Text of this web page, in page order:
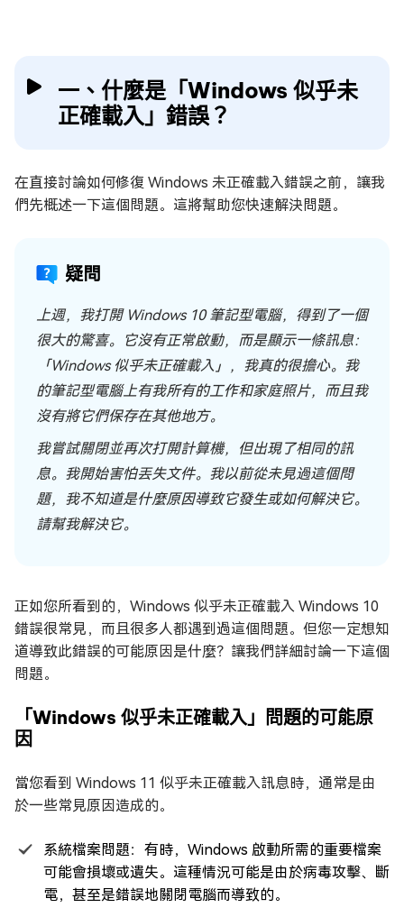
一、什麼是「Windows 似乎未
正確載入」錯誤？
在直接討論如何修復 Windows 未正確載入錯誤之前，讓我
們先概述一下這個問題。這將幫助您快速解決問題。
疑問
上週，我打開 Windows 10 筆記型電腦，得到了一個
很大的驚喜。它沒有正常啟動，而是顯示一條訊息：
「Windows 似乎未正確載入」，我真的很擔心。我
的筆記型電腦上有我所有的工作和家庭照片，而且我
沒有將它們保存在其他地方。
我嘗試關閉並再次打開計算機，但出現了相同的訊
息。我開始害怕丟失文件。我以前從未見過這個問
題，我不知道是什麼原因導致它發生或如何解決它。
請幫我解決它。
正如您所看到的，Windows 似乎未正確載入 Windows 10
錯誤很常見，而且很多人都遇到過這個問題。但您一定想知
道導致此錯誤的可能原因是什麼？讓我們詳細討論一下這個
問題。
「Windows 似乎未正確載入」問題的可能原
因
當您看到 Windows 11 似乎未正確載入訊息時，通常是由
於一些常見原因造成的。
系統檔案問題：有時，Windows 啟動所需的重要檔案
可能會損壞或遺失。這種情況可能是由於病毒攻擊、斷
電，甚至是錯誤地關閉電腦而導致的。